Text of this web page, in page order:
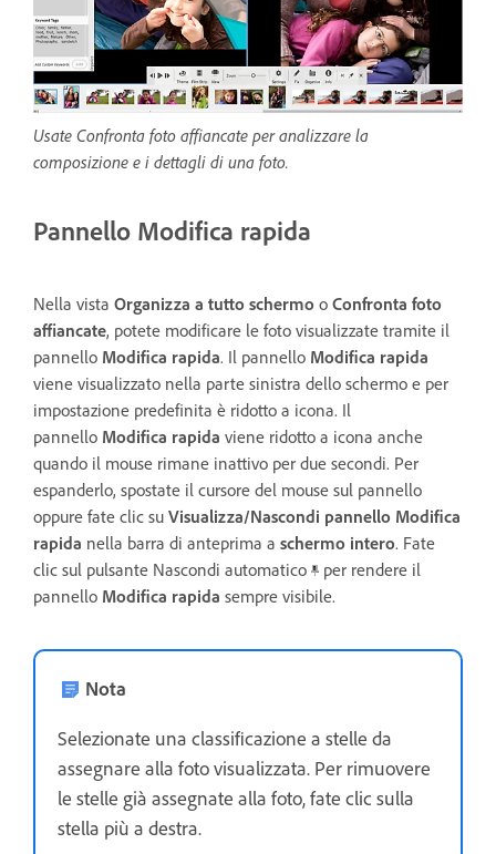
Usate Confronta foto affiancate per analizzare la
composizione e i dettagli di una foto.
Pannello Modifica rapida
Nella vista Organizza a tutto schermo o Confronta foto
affiancate, potete modificare le foto visualizzate tramite il
pannello Modifica rapida. Il pannello Modifica rapida
viene visualizzato nella parte sinistra dello schermo e per
impostazione predefinita è ridotto a icona. Il
pannello Modifica rapida viene ridotto a icona anche
quando il mouse rimane inattivo per due secondi. Per
espanderlo, spostate il cursore del mouse sul pannello
oppure fate clic su Visualizza/Nascondi pannello Modifica
rapida nella barra di anteprima a schermo intero. Fate
clic sul pulsante Nascondi automatico
per rendere il
pannello Modifica rapida sempre visibile.
Nota
Selezionate una classificazione a stelle da
assegnare alla foto visualizzata. Per rimuovere
le stelle già assegnate alla foto, fate clic sulla
stella più a destra.